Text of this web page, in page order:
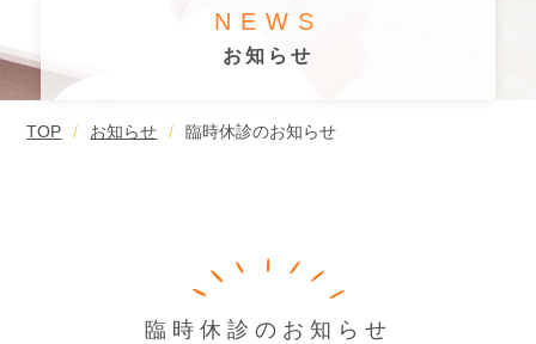
NEWS
お知らせ
TOP お知らせ 臨時休診のお知らせ
臨時休診のお知らせ